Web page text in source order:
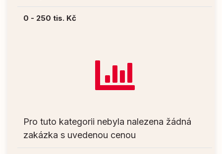
0 - 250 tis. Kč
Pro tuto kategorii nebyla nalezena žádná
zakázka s uvedenou cenou